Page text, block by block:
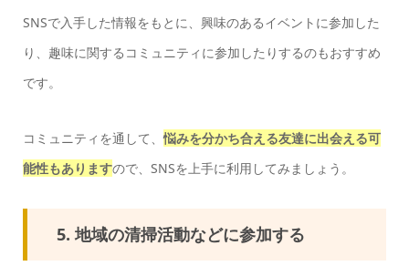
SNSで入手した情報をもとに、興味のあるイベントに参加した
り、趣味に関するコミュニティに参加したりするのもおすすめ
です。
コミュニティを通して、悩みを分かち合える友達に出会える可
能性もありますので、SNSを上手に利用してみましょう。
5. 地域の清掃活動などに参加する